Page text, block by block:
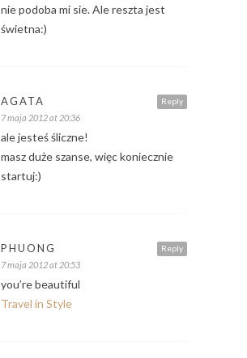
nie podoba mi sie. Ale reszta jest
świetna:)
Reply
AGATA
7 maja 2012 at 20:36
ale jesteś śliczne!
masz duże szanse, więc koniecznie
startuj:)
Reply
PHUONG
7 maja 2012 at 20:53
you’re beautiful
Travel in Style